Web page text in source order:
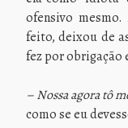
ofensivo
feito, deixou de
fez por obrigação
– Nossa agora tô
como se eu